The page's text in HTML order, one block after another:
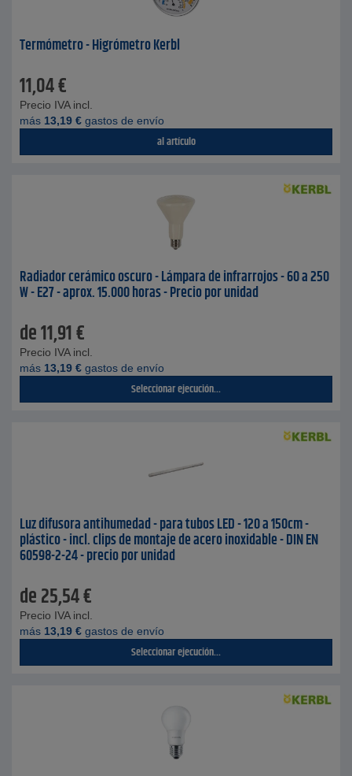
Termómetro - Higrómetro Kerbl
11,04€
Precio IVA incl.
más 13,19 € gastos de envío
al artículo
Radiador cerámico oscuro - Lámpara de infrarrojos - 60 a 250
W - E27 - aprox. 15.000 horas - Precio por unidad
de11,91€
Precio IVA incl.
más 13,19 € gastos de envío
Seleccionar ejecución...
Luz difusora antihumedad - para tubos LED - 120 a 150cm -
plástico - incl. clips de montaje de acero inoxidable - DIN EN
60598-2-24 - precio por unidad
de25,54€
Precio IVA incl.
más 13,19 € gastos de envío
Seleccionar ejecución...